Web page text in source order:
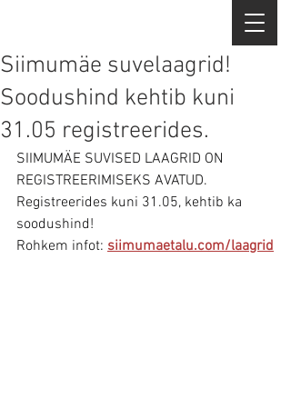
Siimumäe suvelaagrid!
Soodushind kehtib kuni
31.05 registreerides.
SIIMUMÄE SUVISED LAAGRID ON
REGISTREERIMISEKS AVATUD.
Registreerides kuni 31.05, kehtib ka
soodushind!
Rohkem infot: siimumaetalu.com/laagrid